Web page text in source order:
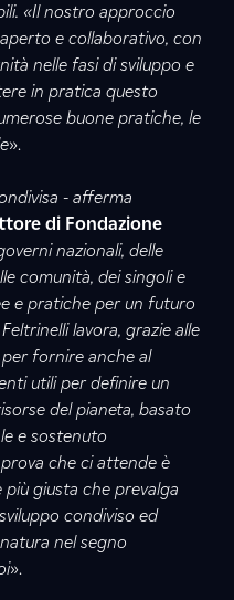
«Il nostro approccio
e collaborativo, con
nelle fasi di sviluppo e
in pratica questo
buone pratiche, le
».
- afferma
di Fondazione
nazionali, delle
comunità, dei singoli e
e pratiche per un futuro
lavora, grazie alle
fornire anche al
utili per definire un
del pianeta, basato
e sostenuto
che ci attende è
giusta che prevalga
condiviso ed
nel segno
».